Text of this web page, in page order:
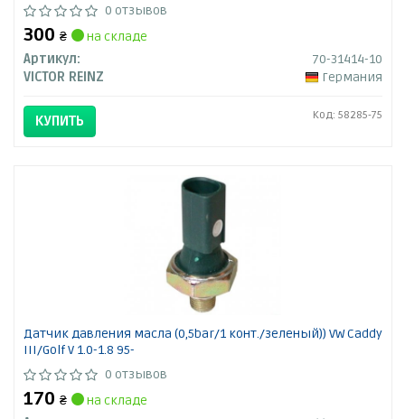
0 отзывов
300 ₴
на складе
Артикул:
70-31414-10
VICTOR REINZ
Германия
КУПИТЬ Код: 58285-75
Датчик давления масла (0,5bar/1 конт./зеленый)) VW Caddy
III/Golf V 1.0-1.8 95-
0 отзывов
170 ₴
на складе